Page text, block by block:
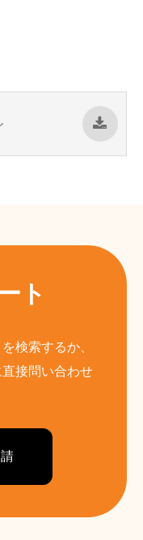
ト
検索するか、
接問い合わせ